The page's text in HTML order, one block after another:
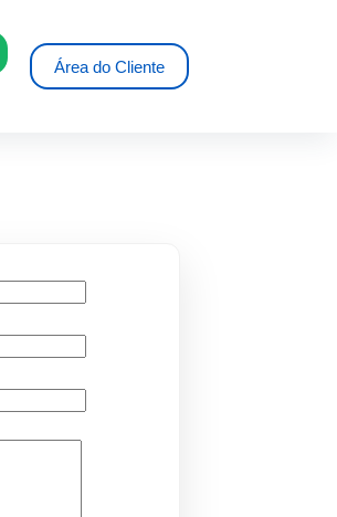
Área do Cliente